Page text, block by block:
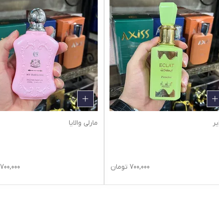
700,000 تومان
مارلی والایا
700,000